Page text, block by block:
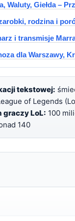
Waluty, Giełda –
rodzina i
i transmisje
dla Warszawy,
tekstowej:
of Legends
graczy LoL: 100
140